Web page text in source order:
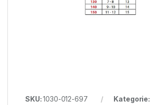
SKU:1030-012-697 Kategorie: